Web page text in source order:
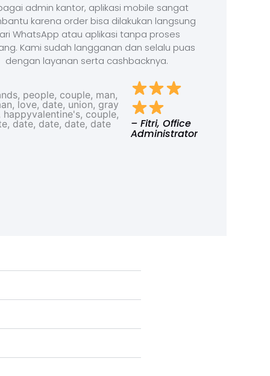
admin kantor, aplikasi mobile sangat
karena order bisa dilakukan langsung
WhatsApp atau aplikasi tanpa proses
Kami sudah langganan dan selalu puas
dengan layanan serta cashbacknya.
– Fitri, Office
Administrator